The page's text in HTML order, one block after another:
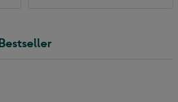
Bestseller